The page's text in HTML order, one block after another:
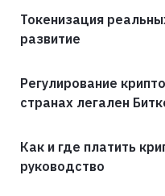
Токенизация
развитие
Регулирование
странах легален
Как и где платить
руководство